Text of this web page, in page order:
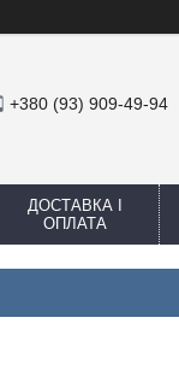
+380 (93) 909-49-94
ДОСТАВКА І
ОПЛАТА